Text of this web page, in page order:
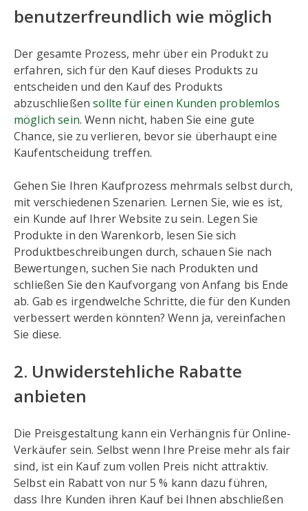
benutzerfreundlich wie möglich
Der gesamte Prozess, mehr über ein Produkt zu
erfahren, sich für den Kauf dieses Produkts zu
entscheiden und den Kauf des Produkts
abzuschließensollte für einen Kunden problemlos
möglich sein. Wenn nicht, haben Sie eine gute
Chance, sie zu verlieren, bevor sie überhaupt eine
Kaufentscheidung treffen.
Gehen Sie Ihren Kaufprozess mehrmals selbst durch,
mit verschiedenen Szenarien. Lernen Sie, wie es ist,
ein Kunde auf Ihrer Website zu sein. Legen Sie
Produkte in den Warenkorb, lesen Sie sich
Produktbeschreibungen durch, schauen Sie nach
Bewertungen, suchen Sie nach Produkten und
schließen Sie den Kaufvorgang von Anfang bis Ende
ab. Gab es irgendwelche Schritte, die für den Kunden
verbessert werden könnten? Wenn ja, vereinfachen
Sie diese.
2. Unwiderstehliche Rabatte
anbieten
Die Preisgestaltung kann ein Verhängnis für Online-
Verkäufer sein. Selbst wenn Ihre Preise mehr als fair
sind, ist ein Kauf zum vollen Preis nicht attraktiv.
Selbst ein Rabatt von nur 5 % kann dazu führen,
dass Ihre Kunden ihren Kauf bei Ihnen abschließen